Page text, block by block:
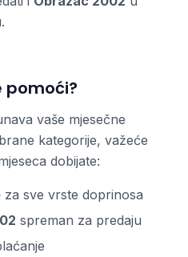
pomoći?
vaše mjesečne
kategorije, važeće
dobijate:
za sve vrste doprinosa
spreman za predaju